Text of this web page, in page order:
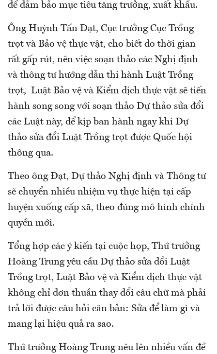
để đảm bảo mục tiêu tăng trưởng, xuất khẩu.
Ông Huỳnh Tấn Đạt, Cục trưởng Cục Trồng
trọt và Bảo vệ thực vật, cho biết do thời gian
rất gấp rút, nên việc soạn thảo các Nghị định
và thông tư hướng dẫn thi hành Luật Trồng
trọt, Luật Bảo vệ và Kiểm dịch thực vật sẽ tiến
hành song song với soạn thảo Dự thảo sửa đổi
các Luật này, để kịp ban hành ngay khi Dự
thảo sửa đổi Luật Trồng trọt được Quốc hội
thông qua.
Theo ông Đạt, Dự thảo Nghị định và Thông tư
sẽ chuyển nhiều nhiệm vụ thực hiện tại cấp
huyện xuống cấp xã, theo đúng mô hình chính
quyền mới.
Tổng hợp các ý kiến tại cuộc họp, Thứ trưởng
Hoàng Trung yêu cầu Dự thảo sửa đổi Luật
Trồng trọt, Luật Bảo vệ và Kiểm dịch thực vật
không chỉ đơn thuần thay đổi câu chữ mà phải
trả lời được câu hỏi căn bản: Sửa để làm gì và
mang lại hiệu quả ra sao.
Thứ trưởng Hoàng Trung nêu lên nhiều vấn đề